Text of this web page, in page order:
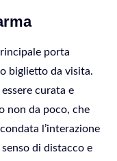
porta
biglietto da visita.
curata e
non da poco, che
l’interazione
di distacco e